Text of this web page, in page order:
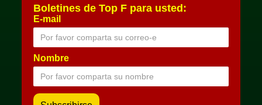
Boletines de Top F para usted:
E-mail
Nombre